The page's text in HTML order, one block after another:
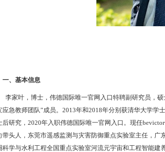
一、 基本信息
李家叶，博士，伟德国际唯一官网入口特聘副研究员，
应急教师团队”成员。2013年和2018年分别获清华大学学
后研究，2020年入职伟德国际唯一官网入口。现任
带头人，东莞市遥感监测与灾害防御重点实验室主任，
科学与水利工程全国重点实验室河流元宇宙和工程智能